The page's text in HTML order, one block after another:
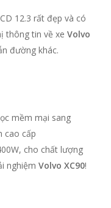
12.3 rất đẹp và có
thông tin về xe Volvo
đường khác.
mềm mại sang
cao cấp
cho chất lượng
nghiệm Volvo XC90!